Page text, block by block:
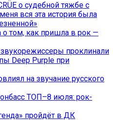
о судебной тяжбе с
вся эта история была
о том, как пришла в рок —
проклинали
Deep Purple при
на звучание русского
ТОП–8 июля: рок-
пройдёт в ДК